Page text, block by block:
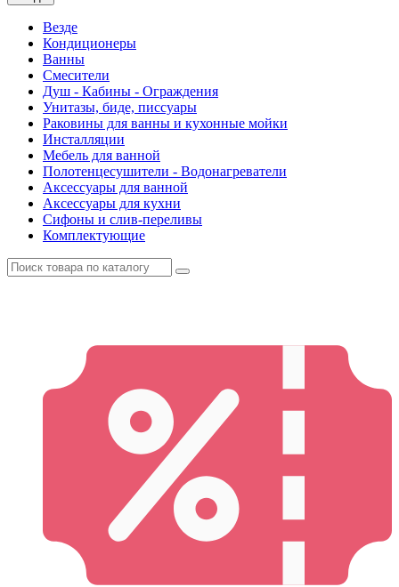
Везде
Кондиционеры
Ванны
Смесители
Душ - Кабины - Ограждения
Унитазы, биде, писсуары
Раковины для ванны и кухонные мойки
Инсталляции
Мебель для ванной
Полотенцесушители - Водонагреватели
Аксессуары для ванной
Аксессуары для кухни
Сифоны и слив-переливы
Комплектующие